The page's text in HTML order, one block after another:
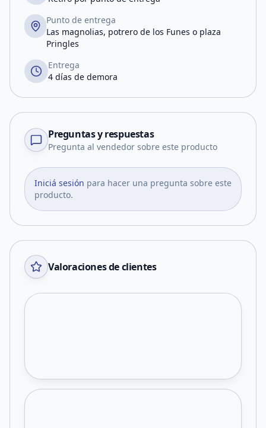
Punto de entrega
Las magnolias, potrero de los Funes o plaza
Pringles
Entrega
4 días de demora
Preguntas y respuestas
Pregunta al vendedor sobre este producto
Iniciá sesión para hacer una pregunta sobre este
producto.
Valoraciones de clientes